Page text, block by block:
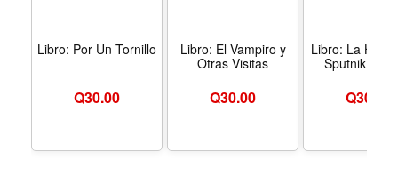
Libro: Por Un Tornillo
Q30.00
Libro: El Vampiro y
Otras Visitas
Q30.00
Libro: La
Sputnik Y
Q30.00